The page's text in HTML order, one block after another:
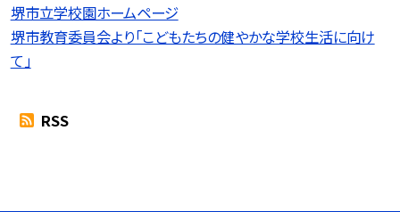
堺市立学校園ホームページ
堺市教育委員会より「こどもたちの健やかな学校生活に向け
て」
RSS